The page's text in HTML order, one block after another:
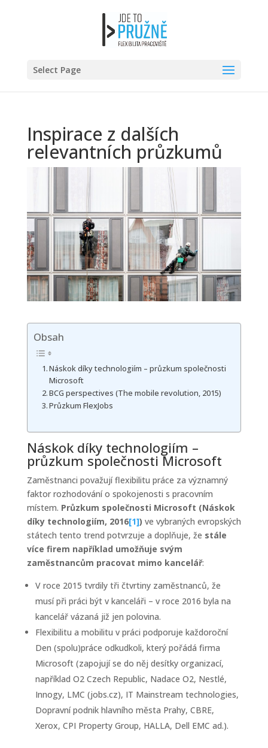
Select Page
Inspirace z dalších
relevantních průzkumů
Obsah
Náskok díky technologiím – průzkum společnosti
Microsoft
BCG perspectives (The mobile revolution, 2015)
Průzkum FlexJobs
Náskok díky technologiím –
průzkum společnosti Microsoft
Zaměstnanci považují flexibilitu práce za významný
faktor rozhodování o spokojenosti s pracovním
místem. Průzkum společnosti Microsoft (Náskok
díky technologiím, 2016[1]) ve vybraných evropských
státech tento trend potvrzuje a doplňuje, že stále
více firem například umožňuje svým
zaměstnancům pracovat mimo kancelář:
V roce 2015 tvrdily tři čtvrtiny zaměstnanců, že
musí při práci být v kanceláři – v roce 2016 byla na
kancelář vázaná již jen polovina.
Flexibilitu a mobilitu v práci podporuje každoroční
Den (spolu)práce odkudkoli, který pořádá firma
Microsoft (zapojují se do něj desítky organizací,
například O2 Czech Republic, Nadace O2, Nestlé,
Innogy, LMC (jobs.cz), IT Mainstream technologies,
Dopravní podnik hlavního města Prahy, CBRE,
Xerox, CPI Property Group, HALLA, Dell EMC ad.).